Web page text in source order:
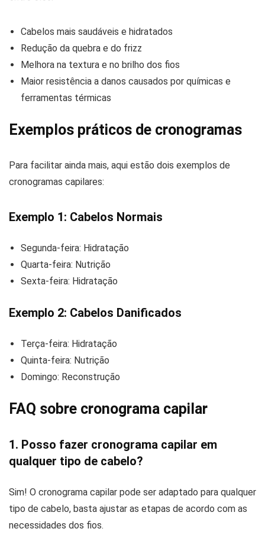
Cabelos mais saudáveis e hidratados
Redução da quebra e do frizz
Melhora na textura e no brilho dos fios
Maior resistência a danos causados por químicas e
ferramentas térmicas
Exemplos práticos de cronogramas
Para facilitar ainda mais, aqui estão dois exemplos de
cronogramas capilares:
Exemplo 1: Cabelos Normais
Segunda-feira: Hidratação
Quarta-feira: Nutrição
Sexta-feira: Hidratação
Exemplo 2: Cabelos Danificados
Terça-feira: Hidratação
Quinta-feira: Nutrição
Domingo: Reconstrução
FAQ sobre cronograma capilar
1. Posso fazer cronograma capilar em
qualquer tipo de cabelo?
Sim! O cronograma capilar pode ser adaptado para qualquer
tipo de cabelo, basta ajustar as etapas de acordo com as
necessidades dos fios.